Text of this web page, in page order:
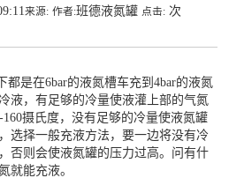
来源: 作者:班德液氮罐 点击: 次
都是在6bar的液氮槽车充到4bar的液氮
液，有足够的冷量使液灌上部的气氮
摄氏度，没有足够的冷量使液氮罐
选择一般充液方法，要一边将没有冷
否则会使液氮罐的压力过高。问有什
就能充液。